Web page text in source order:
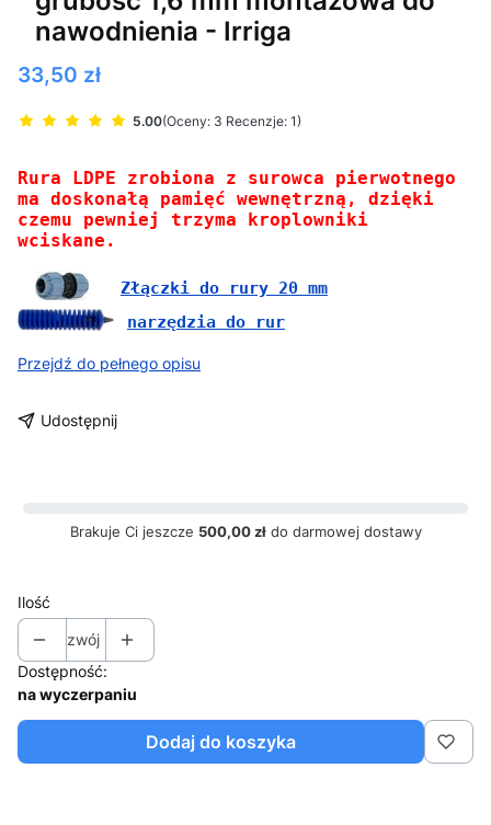
nawodnienia - Irriga
Cena
33,50 zł
5.00(Oceny: 3 Recenzje: 1)
Rura LDPE zrobiona z surowca pierwotnego
ma doskonałą pamięć wewnętrzną, dzięki
czemu pewniej trzyma kroplowniki
wciskane.
Złączki do rury 20 mm
narzędzia do rur
Przejdź do pełnego opisu
Udostępnij
Brakuje Ci jeszcze 500,00 złdo darmowej dostawy
Ilość
zwój
Dostępność:
na wyczerpaniu
Dodaj do koszyka